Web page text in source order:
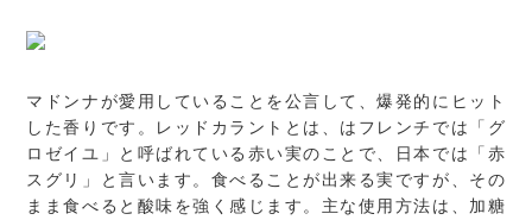
マドンナが愛用していることを公言して、爆発的にヒット
した香りです。レッドカラントとは、はフレンチでは「グ
ロゼイユ」と呼ばれている赤い実のことで、日本では「赤
スグリ」と言います。食べることが出来る実ですが、その
まま食べると酸味を強く感じます。主な使用方法は、加糖